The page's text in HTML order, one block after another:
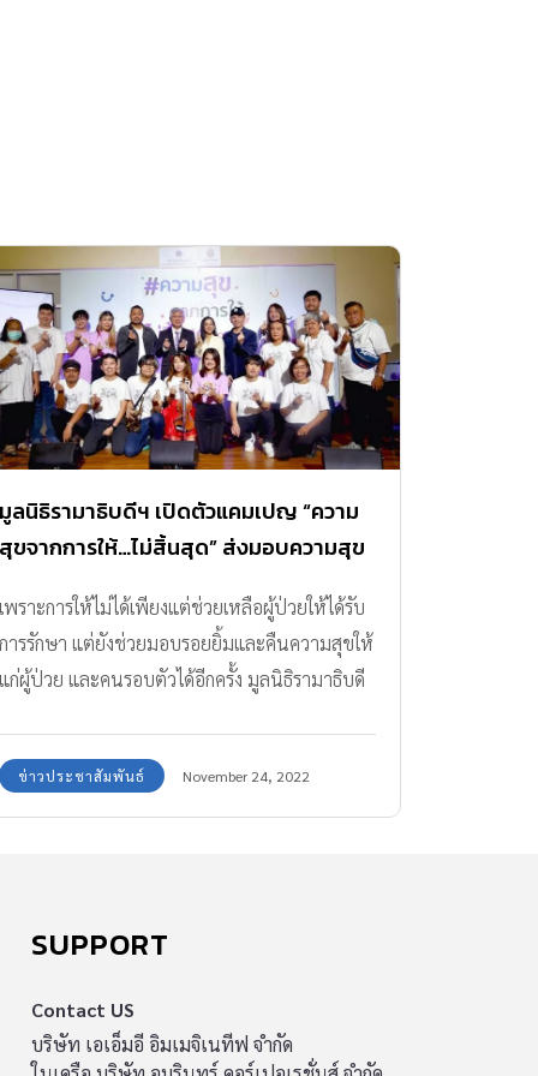
มูลนิธิรามาธิบดีฯ เปิดตัวแคมเปญ “ความ
สุขจากการให้…ไม่สิ้นสุด” ส่งมอบความสุข
เพราะการให้ไม่ได้เพียงแต่ช่วยเหลือผู้ป่วยให้ได้รับ
การรักษา แต่ยังช่วยมอบรอยยิ้มและคืนความสุขให้
แก่ผู้ป่วย และคนรอบตัวได้อีกครั้ง มูลนิธิรามาธิบดี
ข่าวประชาสัมพันธ์ November 24, 2022
SUPPORT
Contact US
บริษัท เอเอ็มอี อิมเมจิเนทีฟ จำกัด